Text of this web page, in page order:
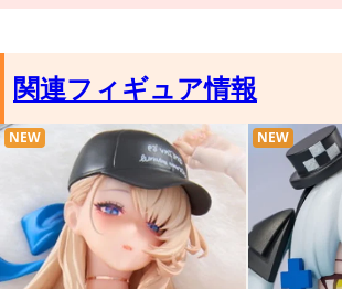
関連フィギュア情報
NEW NEW